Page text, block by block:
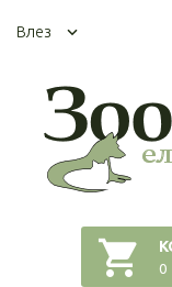
Влез
0